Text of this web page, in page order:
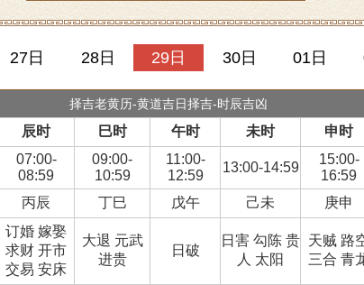
27日 28日 29日 30日 01日
择吉老黄历-黄道吉日择吉-时辰吉凶
辰时 巳时 午时 未时 申时
07:00-
08:59
09:00-
10:59
11:00-
12:59
13:00-14:59
15:00-
16:59
丙辰 丁巳 戊午 己未 庚申
订婚 嫁娶
求财 开市
交易 安床
大退 元武
进贵
日破
日害 勾陈 贵
人 太阳
天贼 路
三合 青